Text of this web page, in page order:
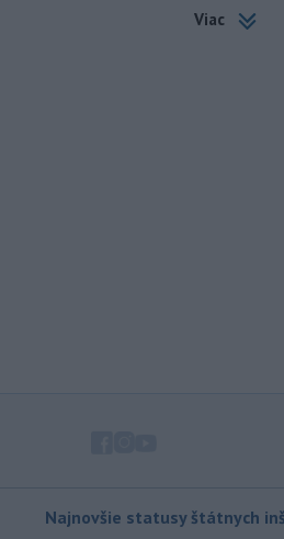
bratislavskej rafinérii Slovnaft je
prestávky.
Viac
Najnovšie statusy štátnych